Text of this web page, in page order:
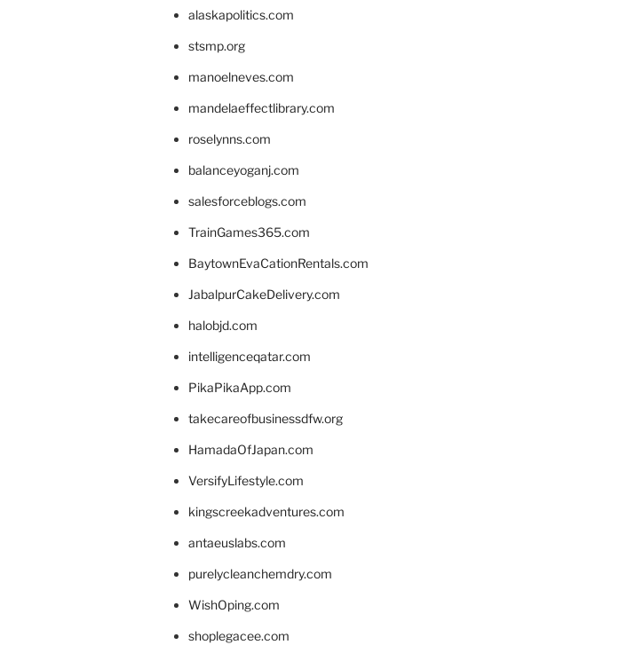
alaskapolitics.com
stsmp.org
manoelneves.com
mandelaeffectlibrary.com
roselynns.com
balanceyoganj.com
salesforceblogs.com
TrainGames365.com
BaytownEvaCationRentals.com
JabalpurCakeDelivery.com
halobjd.com
intelligenceqatar.com
PikaPikaApp.com
takecareofbusinessdfw.org
HamadaOfJapan.com
VersifyLifestyle.com
kingscreekadventures.com
antaeuslabs.com
purelycleanchemdry.com
WishOping.com
shoplegacee.com